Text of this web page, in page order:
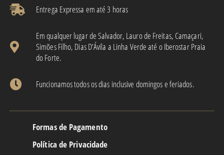
Entrega Expressa em até 3 horas​
Em qualquer lugar de Salvador, Lauro de Freitas, Camaçari,
Simões Filho, Dias D’Ávila a Linha Verde até o Iberostar Praia
do Forte.
Funcionamos todos os dias inclusive domingos e feriados.
Formas de Pagamento
Política de Privacidade